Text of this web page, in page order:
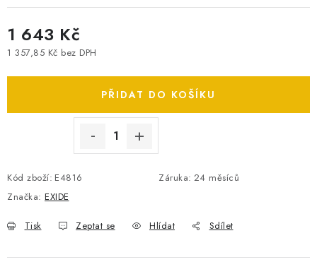
SPOTŘEBNÍ BATERIE
POŠTOVNÉ A DOPRAVA
JAK NA TO S BATTERY.CZ
ČASTO KLADENÉ OTÁZKY, FAQ
NÁVODY KE STAŽENÍ
1 643 Kč
1 357,85 Kč bez DPH
PŘIDAT DO KOŠÍKU
Kód zboží: E4816 Záruka: 24 měsíců
Značka: EXIDE
Tisk Zeptat se Hlídat Sdílet